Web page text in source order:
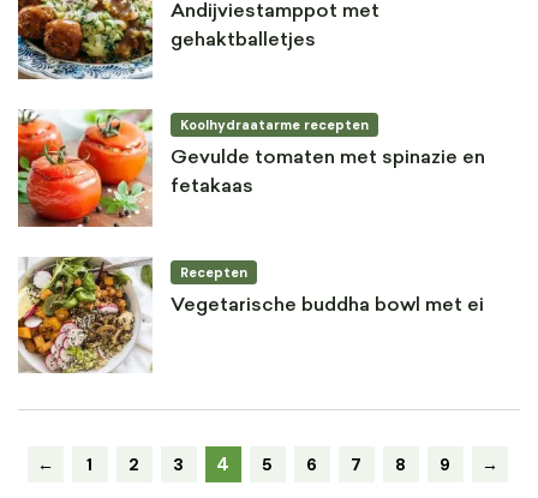
Andijviestamppot met
gehaktballetjes
Koolhydraatarme recepten
Gevulde tomaten met spinazie en
fetakaas
Recepten
Vegetarische buddha bowl met ei
← 1 2 3 4 5 6 7 8 9 →